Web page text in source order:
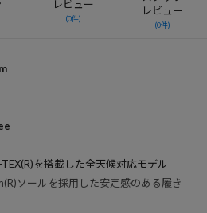
レビュー
(0件)
レビュー
(0件)
を搭載した全天候対応モデル
ソールを採用した安定感のある履き